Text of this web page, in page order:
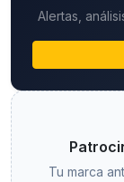
Alertas,
Tu marca